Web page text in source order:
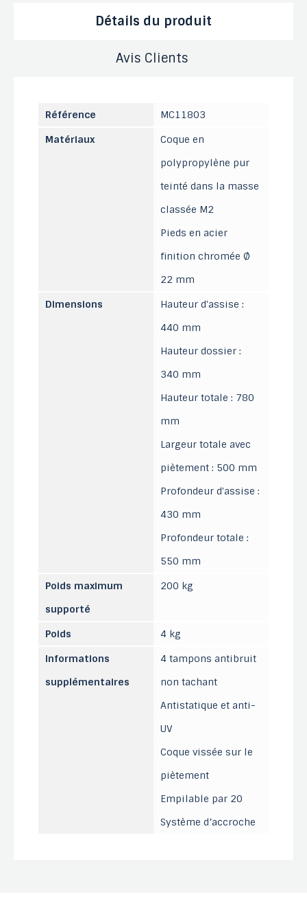
Détails du produit
Avis Clients
Référence
MC11803
Matériaux
Coque en
polypropylène pur
teinté dans la masse
classée M2
Pieds en acier
finition chromée Ø
22 mm
Dimensions
Hauteur d'assise :
440 mm
Hauteur dossier :
340 mm
Hauteur totale : 780
mm
Largeur totale avec
piètement : 500 mm
Profondeur d'assise :
430 mm
Profondeur totale :
550 mm
Poids maximum
supporté
200 kg
Poids
4 kg
Informations
supplémentaires
4 tampons antibruit
non tachant
Antistatique et anti-
UV
Coque vissée sur le
piètement
Empilable par 20
Système d’accroche